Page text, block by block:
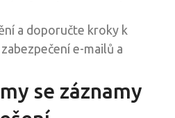
a doporučte kroky k
e-mailů a
se záznamy